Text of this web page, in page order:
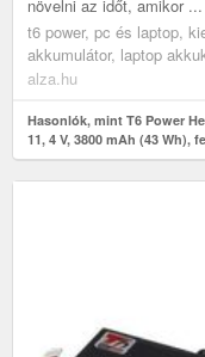
növelni az időt, amikor ...
t6 power, pc és laptop,
akkumulátor, laptop
alza.hu
Hasonlók, mint T6 Power
11, 4 V, 3800 mAh (43 Wh),